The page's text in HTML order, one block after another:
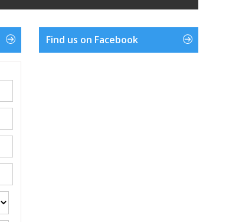
Find us on Facebook